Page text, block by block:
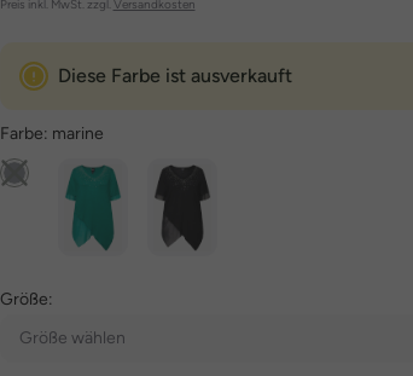
Preis inkl. MwSt. zzgl. Versandkosten
Diese Farbe ist ausverkauft
Farbe: marine
Größe:
Größe wählen